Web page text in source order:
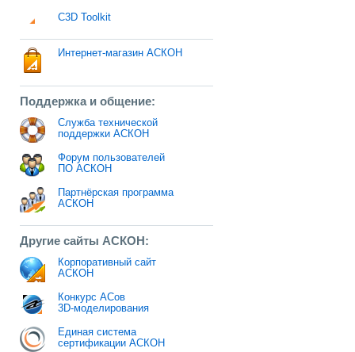
C3D Toolkit
Интернет-магазин АСКОН
Поддержка и общение:
Служба технической
поддержки АСКОН
Форум пользователей
ПО АСКОН
Партнёрская программа
АСКОН
Другие сайты АСКОН:
Корпоративный сайт
АСКОН
Конкурс АСов
3D-моделирования
Единая система
сертификации АСКОН